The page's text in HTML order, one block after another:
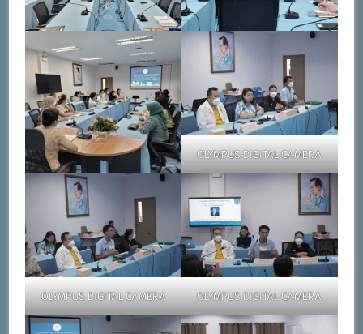
OLYMPUS DIGITAL CAMERA
OLYMPUS DIGITAL CAMERA OLYMPUS DIGITAL CAMERA